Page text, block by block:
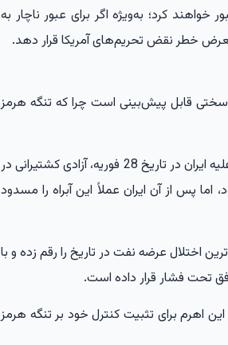
خواهند کرد؛ به‌ویژه اگر برای عبور ناچار به
خطر نقض تحریم‌های آمریکا قرار دهد.
قابل پیش‌بینی است چرا که تنگه هرمز
این درحالی است که تا پیش از آغاز جنگ آمریکا و اسرائیل علیه ایران در تاریخ 28 فوریه، آزادی کشتیرانی در
پس از آن ایران عملاً این آبراه را مسدود
اختلال عرضه نفت در تاریخ را رقم زده و با
تحت فشار قرار داده است.
اهرم برای تثبیت کنترل خود بر تنگه هرمز